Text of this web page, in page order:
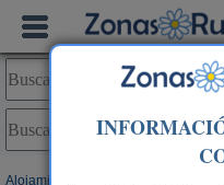
Alojamientos